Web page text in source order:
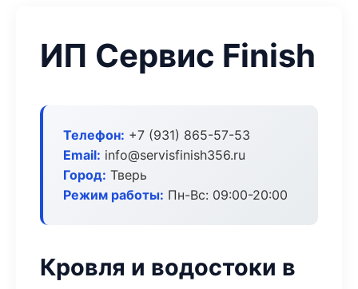
ИП Сервис Finish
Телефон: +7 (931) 865-57-53
Email: info@servisfinish356.ru
Город: Тверь
Режим работы: Пн-Вс: 09:00-20:00
Кровля и водостоки в